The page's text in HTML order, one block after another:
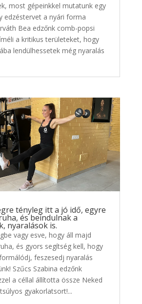
most gépeinkkel mutatunk egy
edzéstervet a nyári forma
Bea edzőnk comb-popsi
a kritikus területeket, hogy
lendülhessetek még nyaralás
tényleg itt a jó idő, egyre
és beindulnak a
nyaralások is.
vagy esve, hogy áll majd
és gyors segítség kell, hogy
feszesedj nyaralás
Szűcs Szabina edzőnk
a céllal állította össze Neked
gyakorlatsort!...